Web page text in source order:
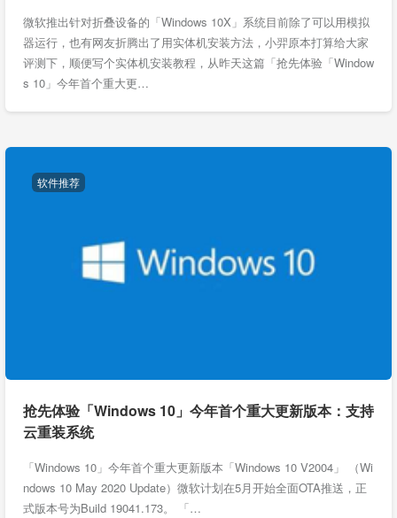
微软推出针对折叠设备的「Windows 10X」系统目前除了可以用模拟
器运行，也有网友折腾出了用实体机安装方法，小羿原本打算给大家
评测下，顺便写个实体机安装教程，从昨天这篇「抢先体验「Window
s 10」今年首个重大更…
软件推荐
抢先体验「Windows 10」今年首个重大更新版本：支持
云重装系统
「Windows 10」今年首个重大更新版本「Windows 10 V2004」 （Wi
ndows 10 May 2020 Update）微软计划在5月开始全面OTA推送，正
式版本号为Build 19041.173。 「…